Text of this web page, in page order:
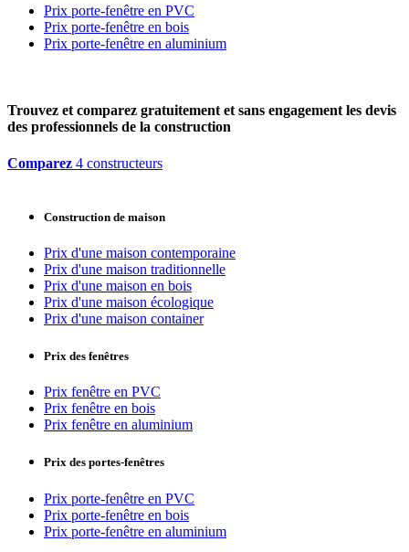
Prix porte-fenêtre en PVC
Prix porte-fenêtre en bois
Prix porte-fenêtre en aluminium
Trouvez et comparez gratuitement et sans engagement les devis
des professionnels de la construction
Comparez 4 constructeurs
Construction de maison
Prix d'une maison contemporaine
Prix d'une maison traditionnelle
Prix d'une maison en bois
Prix d'une maison écologique
Prix d'une maison container
Prix des fenêtres
Prix fenêtre en PVC
Prix fenêtre en bois
Prix fenêtre en aluminium
Prix des portes-fenêtres
Prix porte-fenêtre en PVC
Prix porte-fenêtre en bois
Prix porte-fenêtre en aluminium